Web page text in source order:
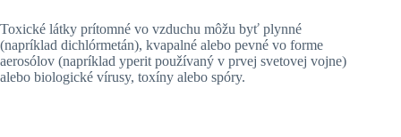
Toxické látky prítomné vo vzduchu môžu byť plynné
(napríklad dichlórmetán), kvapalné alebo pevné vo forme
aerosólov (napríklad yperit používaný v prvej svetovej vojne)
alebo biologické vírusy, toxíny alebo spóry.